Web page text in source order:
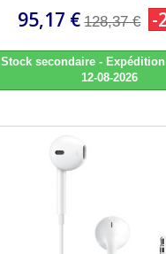
95,17 € 128,37 € -
Stock secondaire -
12-08-2026